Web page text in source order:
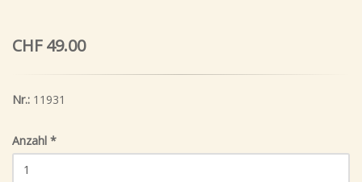
CHF 49.00
Nr.: 11931
Anzahl *